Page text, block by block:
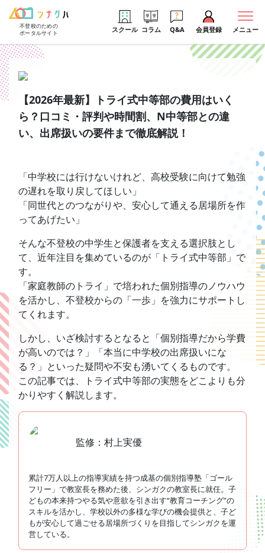
不登校のための
ポータルサイト
スクール コラム Q&A 会員登録 メニュー
【2026年最新】トライ式中等部の費用はいく
ら？口コミ・評判や時間割、N中等部との違
い、出席扱いの要件まで徹底解説！
「中学校には行けないけれど、高校受験に向けて勉強
の遅れを取り戻してほしい」
「同世代とのつながりや、安心して通える居場所を作
ってあげたい」
そんな不登校の中学生と保護者を支える選択肢とし
て、近年注目を集めているのが「トライ式中等部」で
す。
「家庭教師のトライ」で培われた個別指導のノウハウ
を活かし、不登校からの「一歩」を強力にサポートし
てくれます。
しかし、いざ検討するとなると「個別指導だから学費
が高いのでは？」「本当に中学校の出席扱いにな
る？」といった疑問や不安も湧いてくるものです。
この記事では、トライ式中等部の実態をどこよりも分
かりやすく解説します。
監修：村上実優
累計7万人以上の指導実績を持つ成基の個別指導塾「ゴール
フリー」で教室長を務めた後、シンガクの教室長に就任。子
どもの本来持つやる気や意欲を引き出す“教育コーチング”の
スキルを活かし、学校以外の多様な学びの機会提供と、子ど
もが安心して過ごせる居場所づくりを目指してシンガクを運
営している。